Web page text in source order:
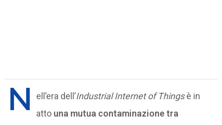
N ell’era dell’Industrial Internet of Thingsè in
atto una mutua contaminazione tra